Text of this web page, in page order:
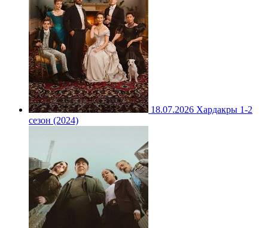
18.07.2026 Хардакры 1-2
сезон (2024)